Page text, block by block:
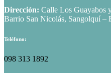
Dirección: Calle Los Guayabos
Barrio San Nicolás, Sangolquí –
Teléfono:
098 313 1892